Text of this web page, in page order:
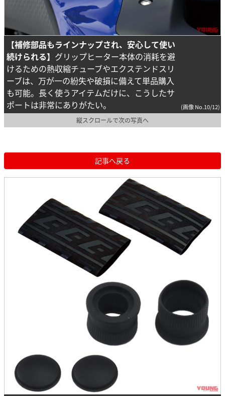
【補修部品もラインナップされ、安心して使い
続けられる】 グリップヒーター本体の消耗を避
けるための熱収縮チューブやエクステンドスリ
ーブは、万が一の紛失や破損に備えて単品購入
も可能。長く使うアイテムだけに、こうしたサ
ポートは非常にありがたい。
(画像 No.10/12)
縦スクロールで次の写真へ
記事へ戻る